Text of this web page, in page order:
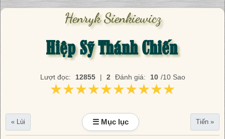
Henryk Sienkiewicz
Hiệp Sỹ Thánh Chiến
Lượt đọc: 12855 | 2 Đánh giá: 10 /10 Sao
★★★★★★★★★★
★★★★★★★★★★
« Lùi ☰ Mục lục Tiến »